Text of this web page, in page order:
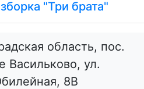
"Три брата"
область, пос.
Васильково, ул.
8В